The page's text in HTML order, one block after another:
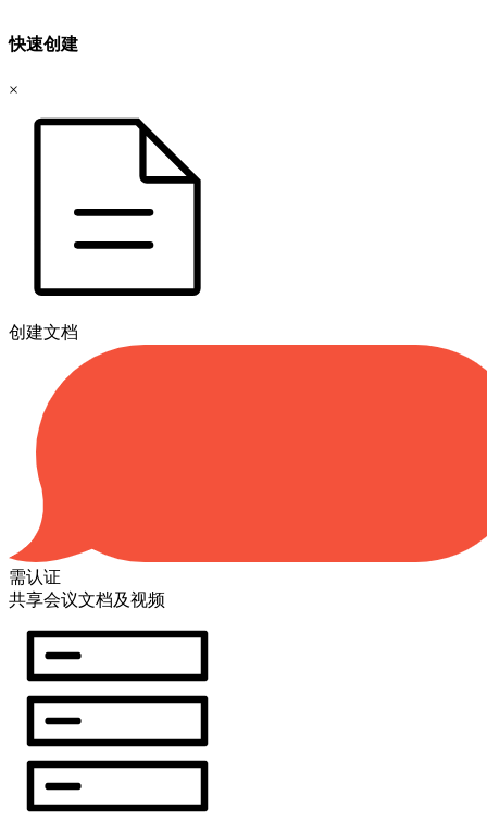
快速创建
×
创建文档
需认证
共享会议文档及视频